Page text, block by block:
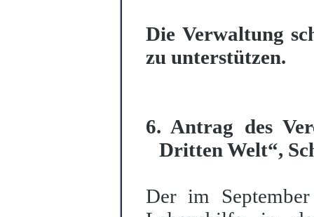
Die Verwaltung
zu unterstützen.
6. Antrag des
Dritten Welt“,
Der im